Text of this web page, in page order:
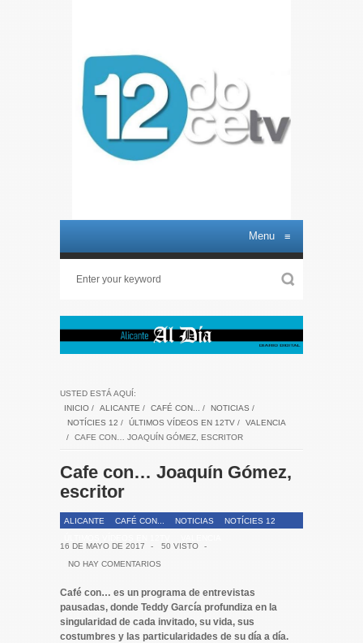
Menu ≡
USTED ESTÁ AQUÍ:
INICIO / ALICANTE / CAFÉ CON... / NOTICIAS /
NOTÍCIES 12 / ÚLTIMOS VÍDEOS EN 12TV /
VALENCIA
/
CAFE CON… JOAQUÍN GÓMEZ, ESCRITOR
Cafe con… Joaquín Gómez,
escritor
ALICANTE CAFÉ CON... NOTICIAS
NOTÍCIES 12
16 DE MAYO DE 2017
- 50 VISTO
-
NO HAY COMENTARIOS
Café con… es un programa de entrevistas
pausadas, donde Teddy García profundiza en la
singularidad de cada invitado, su vida, sus
costumbres y las particularidades de su día a día.